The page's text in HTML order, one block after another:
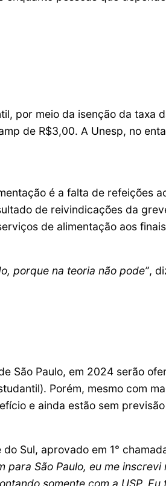
por meio da isenção da taxa
de R$3,00. A Unesp, no
é a falta de refeições
de reivindicações da
de alimentação aos
porque na teoria não pode”,
São Paulo, em 2024 serão
Porém, mesmo com
e ainda estão sem
Sul, aprovado em 1°
para São Paulo, eu me inscrevi
somente com a USP.